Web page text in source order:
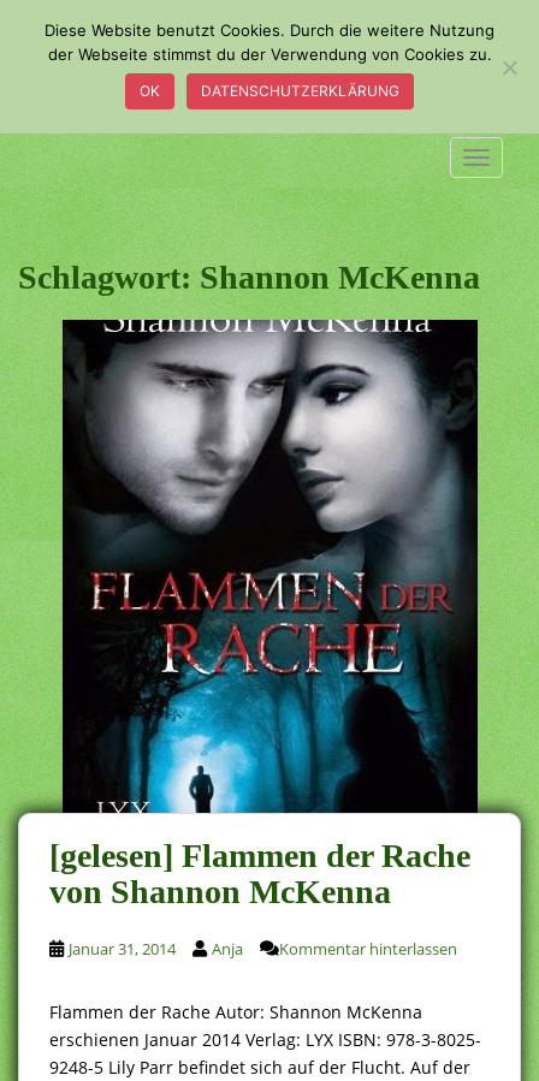
o
m
a
i
n
c
o
n
t
e
n
t
Schlagwort:Shannon McKenna
[gelesen] Flammen der Rache
von Shannon McKenna
Januar 31, 2014 Anja Kommentar hinterlassen
Flammen der Rache Autor: Shannon McKenna
erschienen Januar 2014 Verlag: LYX ISBN: 978-3-8025-
9248-5 Lily Parr befindet sich auf der Flucht. Auf der
Diese Website benutzt Cookies. Durch die weitere Nutzung
der Webseite stimmst du der Verwendung von Cookies zu.
OK DATENSCHUTZERKLÄRUNG